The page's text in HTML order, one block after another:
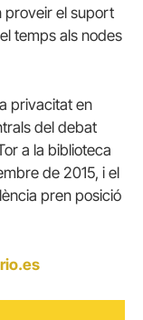
proveir el suport
temps als nodes
privacitat en
del debat
a la biblioteca
de 2015, i el
pren posició